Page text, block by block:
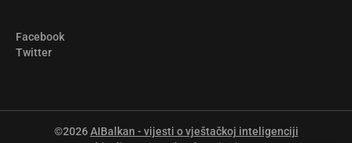
Facebook
Twitter
©2026AIBalkan - vijesti o vještačkoj inteligenciji